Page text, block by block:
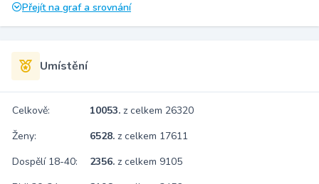
Přejít na graf a srovnání
Umístění
Celkově: 10053. z celkem 26320
Ženy:
6528. z celkem 17611
Dospělí 18-40:
2356. z celkem 9105